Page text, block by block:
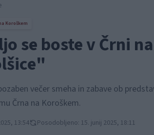
Koroškem
se boste v Črni
večer smeha in zabave ob
Črna na Koroškem.
13:54 Posodobljeno: 15. junij 2025, 18:11